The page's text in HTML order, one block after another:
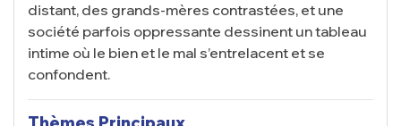
distant, des grands-mères contrastées, et une
société parfois oppressante dessinent un tableau
intime où le bien et le mal s’entrelacent et se
confondent.